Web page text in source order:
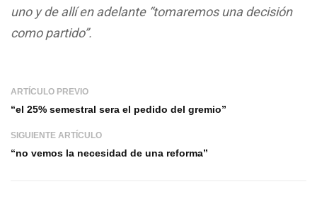
uno y de allí en adelante “tomaremos una decisión
como partido”.
ARTÍCULO PREVIO
“el 25% semestral sera el pedido del gremio”
SIGUIENTE ARTÍCULO
“no vemos la necesidad de una reforma”